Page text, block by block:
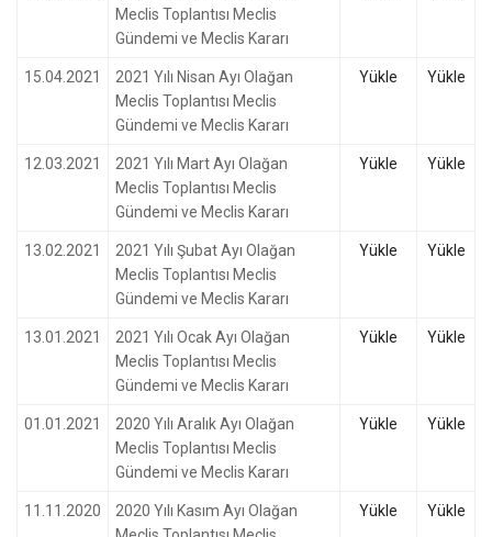
Meclis Toplantısı Meclis
Gündemi ve Meclis Kararı
15.04.2021
2021 Yılı Nisan Ayı Olağan
Meclis Toplantısı Meclis
Gündemi ve Meclis Kararı
Yükle Yükle
12.03.2021
2021 Yılı Mart Ayı Olağan
Meclis Toplantısı Meclis
Gündemi ve Meclis Kararı
Yükle Yükle
13.02.2021
2021 Yılı Şubat Ayı Olağan
Meclis Toplantısı Meclis
Gündemi ve Meclis Kararı
Yükle Yükle
13.01.2021
2021 Yılı Ocak Ayı Olağan
Meclis Toplantısı Meclis
Gündemi ve Meclis Kararı
Yükle Yükle
01.01.2021
2020 Yılı Aralık Ayı Olağan
Meclis Toplantısı Meclis
Gündemi ve Meclis Kararı
Yükle Yükle
11.11.2020
2020 Yılı Kasım Ayı Olağan
Yükle Yükle